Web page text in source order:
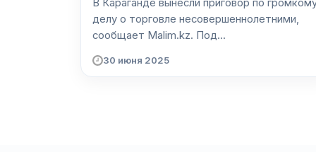
В Караганде вынесли приговор по
делу о торговле несовершеннолетними,
сообщает Malim.kz. Под...
30 июня 2025